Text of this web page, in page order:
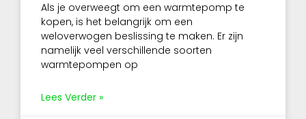
Als je overweegt om een warmtepomp te
kopen, is het belangrijk om een
weloverwogen beslissing te maken. Er zijn
namelijk veel verschillende soorten
warmtepompen op
Lees Verder »